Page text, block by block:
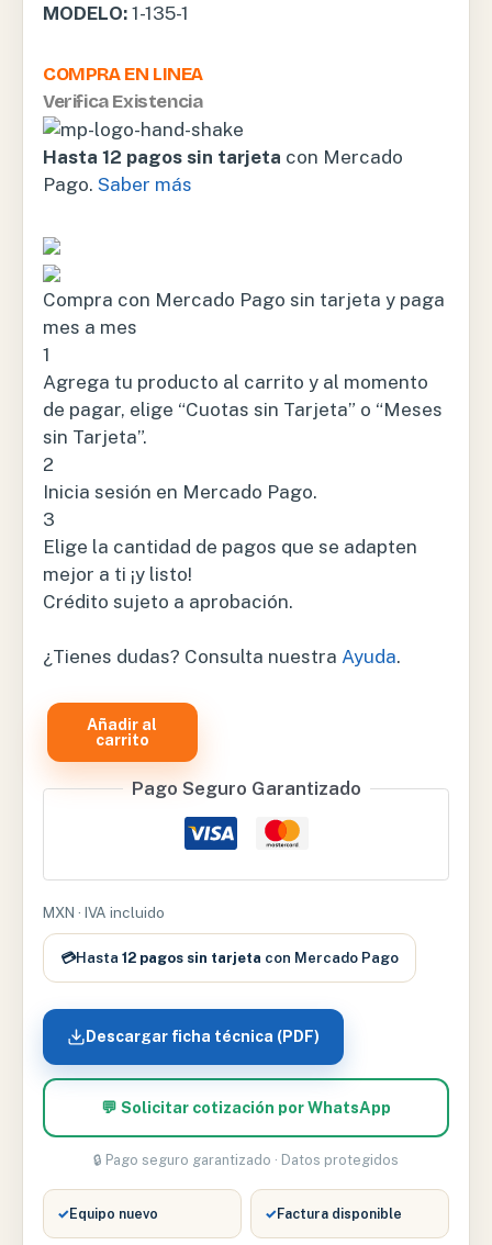
MODELO: 1-135-1
COMPRA EN LINEA
Verifica Existencia
Hasta 12 pagos sin tarjeta con Mercado
Pago. Saber más
Compra con Mercado Pago sin tarjeta y paga
mes a mes
1
Agrega tu producto al carrito y al momento
de pagar, elige “Cuotas sin Tarjeta” o “Meses
sin Tarjeta”.
2
Inicia sesión en Mercado Pago.
3
Elige la cantidad de pagos que se adapten
mejor a ti ¡y listo!
Crédito sujeto a aprobación.
¿Tienes dudas? Consulta nuestra Ayuda.
MANGO
DE
LARINGOSCOPIO
ESTANDAR
HP
cantidad
Añadir al
carrito
Pago Seguro Garantizado
MXN · IVA incluido
💳Hasta 12 pagos sin tarjeta con Mercado Pago
Descargar ficha técnica (PDF)
💬 Solicitar cotización por WhatsApp
🔒 Pago seguro garantizado · Datos protegidos
✓Equipo nuevo ✓Factura disponible